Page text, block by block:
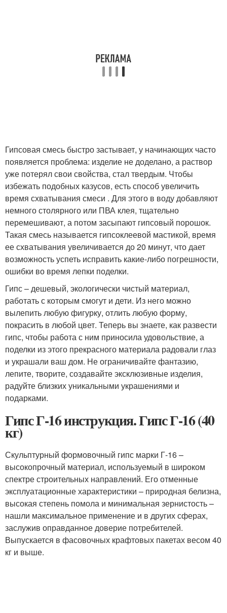
Гипсовая смесь быстро застывает, у начинающих часто
появляется проблема: изделие не доделано, а раствор
уже потерял свои свойства, стал твердым. Чтобы
избежать подобных казусов, есть способ увеличить
время схватывания смеси . Для этого в воду добавляют
немного столярного или ПВА клея, тщательно
перемешивают, а потом засыпают гипсовый порошок.
Такая смесь называется гипсоклеевой мастикой, время
ее схватывания увеличивается до 20 минут, что дает
возможность успеть исправить какие-либо погрешности,
ошибки во время лепки поделки.
Гипс – дешевый, экологически чистый материал,
работать с которым смогут и дети. Из него можно
вылепить любую фигурку, отлить любую форму,
покрасить в любой цвет. Теперь вы знаете, как развести
гипс, чтобы работа с ним приносила удовольствие, а
поделки из этого прекрасного материала радовали глаз
и украшали ваш дом. Не ограничивайте фантазию,
лепите, творите, создавайте эксклюзивные изделия,
радуйте близких уникальными украшениями и
подарками.
Гипс Г-16 инструкция. Гипс Г-16 (40
кг)
Скульптурный формовочный гипс марки Г-16 –
высокопрочный материал, используемый в широком
спектре строительных направлений. Его отменные
эксплуатационные характеристики – природная белизна,
высокая степень помола и минимальная зернистость –
нашли максимальное применение и в других сферах,
заслужив оправданное доверие потребителей.
Выпускается в фасовочных крафтовых пакетах весом 40
кг и выше.